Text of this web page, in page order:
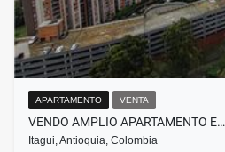
APARTAMENTO VENTA
VENDO AMPLIO APARTAMENTO E…
Itagui, Antioquia, Colombia